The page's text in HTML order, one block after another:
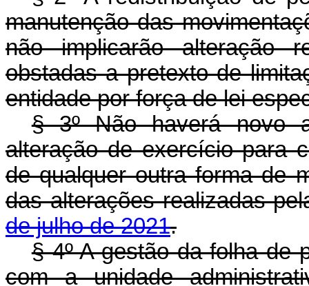
manutenção das
não implicarão alteração
obstadas a pretexto de
entidade por força de lei
§ 3º Não haverá novo
alteração de exercício para
de qualquer outra forma de
das alterações realizadas
de julho de 2021.
§ 4º A gestão da folha de
com a unidade